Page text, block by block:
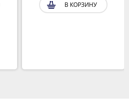
В КОРЗИНУ